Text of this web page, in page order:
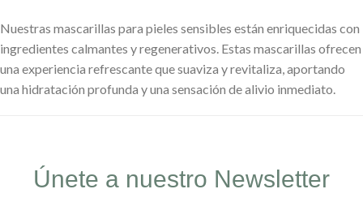
Nuestras mascarillas para pieles sensibles están enriquecidas con
ingredientes calmantes y regenerativos. Estas mascarillas ofrecen
una experiencia refrescante que suaviza y revitaliza, aportando
una hidratación profunda y una sensación de alivio inmediato.
Únete a nuestro Newsletter